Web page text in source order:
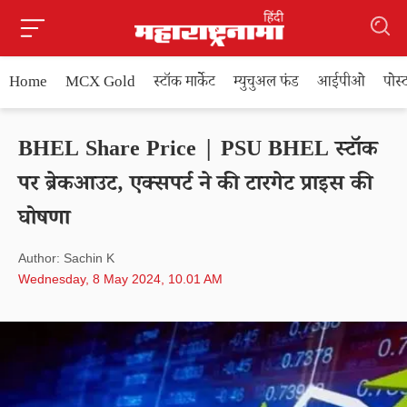
Home MCX Gold स्टॉक मार्केट म्युचुअल फंड आईपीओ
BHEL Share Price | PSU BHEL स्टॉक
पर ब्रेकआउट, एक्सपर्ट ने की टारगेट प्राइस की
घोषणा
Author: Sachin K
Wednesday, 8 May 2024, 10.01 AM